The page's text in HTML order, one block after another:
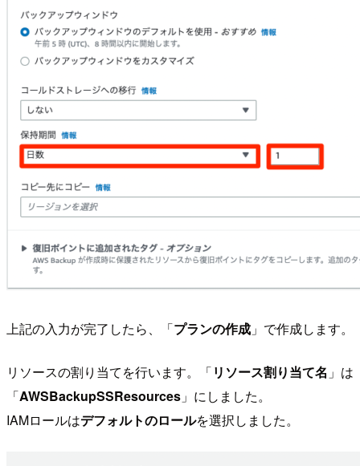
上記の入力が完了したら、「プランの作成 」で作成します。
リソースの割り当てを行います。「リソース割り当て名 」は
「AWSBackupSSResources 」にしました。
IAMロールはデフォルトのロールを選択しました。